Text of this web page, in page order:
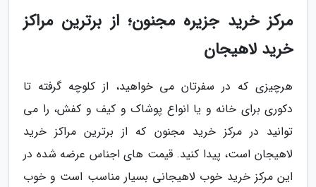
مرکز خرید جزیره مجنون؛ از برترین مراکز
خرید لاهیجان
هرچیزی که در سفرتان می خواهید، از کلوچه گرفته تا
دکوری برای خانه و یا انواع پوشاک و کیف و کفش، را می
توانید در مرکز خرید مجنون که از برترین مراکز خرید
لاهیجان است، پیدا کنید. قیمت های اجناس عرضه شده در
این مرکز خرید خوب لاهیجانی بسیار مناسب است و خوب